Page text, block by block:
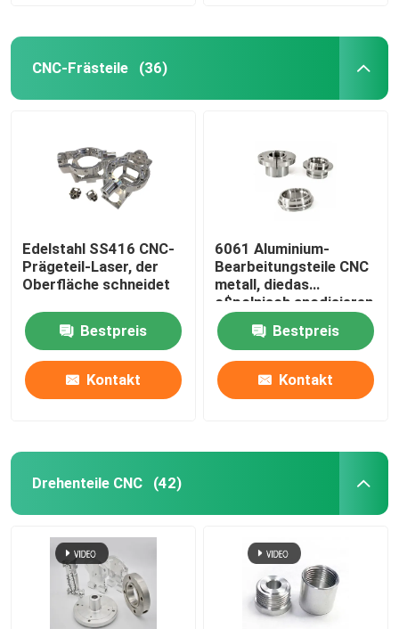
CNC-Frästeile (36)
Edelstahl SS416 CNC-
Prägeteil-Laser, der
Oberfläche schneidet
Bestpreis
Kontakt
6061 Aluminium-
Bearbeitungsteile CNC
metall, diedas
c$polnisch anodisieren
Bestpreis
Kontakt
Drehenteile CNC (42)